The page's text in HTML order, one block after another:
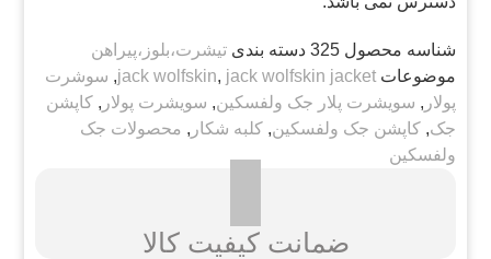
شناسه محصول325 دسته بندی تیشرت،بلوز،پیراهن
موضوعات
jack wolfskin, jack wolfskin jacket
, سوشرت
پولار , سویشرت پلار جک ولفسکین, سویشرت پولار ,کاپشن
جک,کاپشن جک ولفسکین,کلبه شکار , محصولات جک
ولفسکین
ضمانت کیفیت کالا